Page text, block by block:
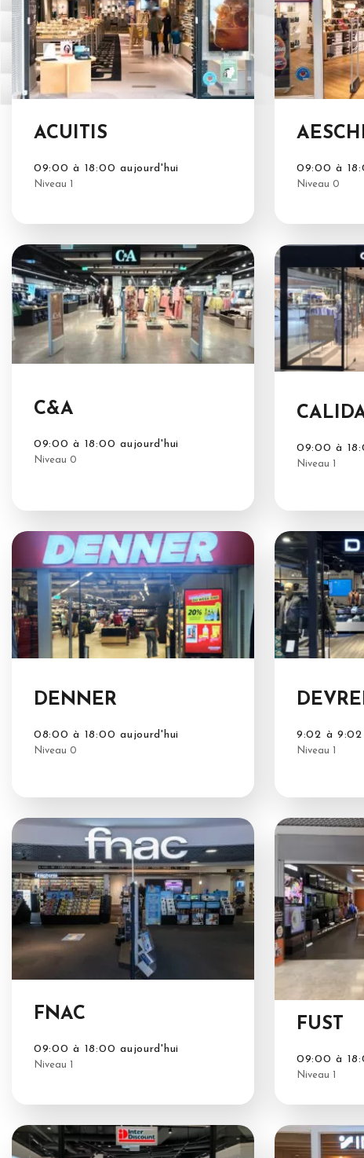
ACUITIS
09:00 à 18:00 aujourd'hui
Niveau 1
09:00 à
Niveau 0
C&A
09:00 à 18:00 aujourd'hui
Niveau 0
09:00 à
Niveau 1
DENNER
08:00 à 18:00 aujourd'hui
Niveau 0
9:02 à 9:02
Niveau 1
FNAC
09:00 à 18:00 aujourd'hui
Niveau 1
FUST
09:00 à
Niveau 1